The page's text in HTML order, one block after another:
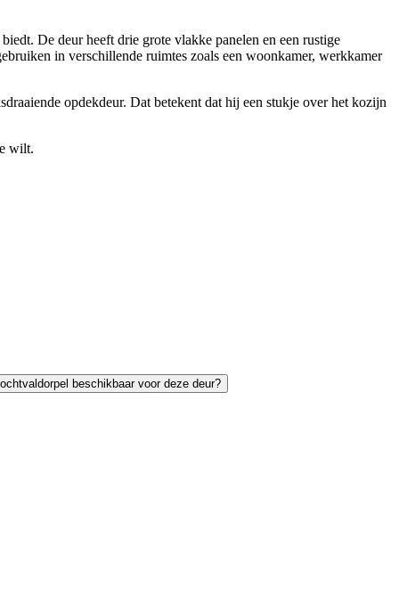
De deur heeft drie grote vlakke panelen en een rustige
in verschillende ruimtes zoals een woonkamer, werkkamer
opdekdeur. Dat betekent dat hij een stukje over het kozijn
wilt.
beschikbaar voor deze deur?